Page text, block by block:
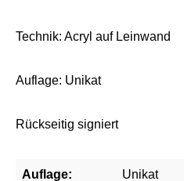
Technik: Acryl auf Leinwand
Auflage: Unikat
Rückseitig signiert
Auflage: Unikat